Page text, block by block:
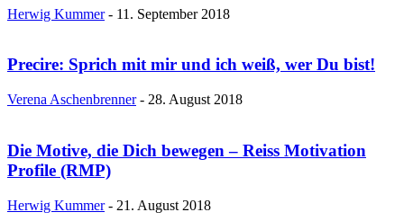
Herwig Kummer - 11. September 2018
Precire: Sprich mit mir und ich weiß, wer Du bist!
Verena Aschenbrenner - 28. August 2018
Die Motive, die Dich bewegen – Reiss Motivation
Profile (RMP)
Herwig Kummer - 21. August 2018